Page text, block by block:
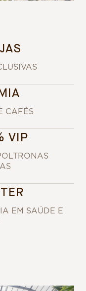
CAFÉS
VIP
EM SAÚDE E